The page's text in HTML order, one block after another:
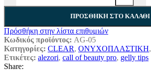
ΠΡΟΣΘΉΚΗ ΣΤΟ ΚΑΛΆΘΙ
Πρόσθήκη στην λίστα επιθυμιών
Κωδικός προϊόντος: AG-05
Κατηγορίες: CLEAR, ΟΝΥΧΟΠΛΑΣΤΙΚΗ,
Ετικέτες: alezori, call of beauty pro, gelly tips
Share: